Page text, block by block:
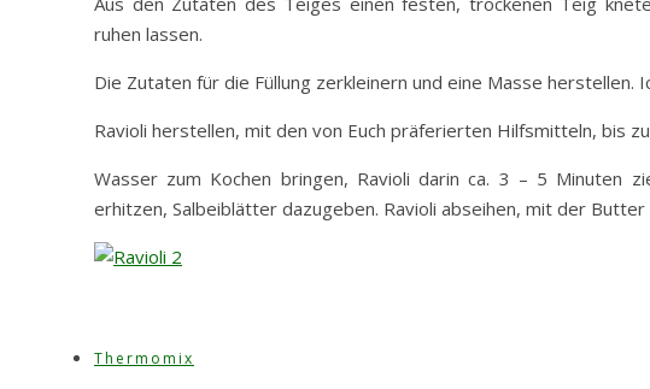
ruhen lassen.
Die Zutaten für die Füllung zerkleinern und eine Masse herstellen.
Ravioli herstellen, mit den von Euch präferierten Hilfsmitteln, bis
Wasser zum Kochen bringen, Ravioli darin ca. 3 – 5 Minuten
erhitzen, Salbeiblätter dazugeben. Ravioli abseihen, mit der
Thermomix